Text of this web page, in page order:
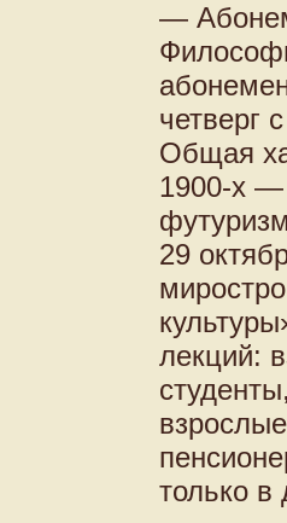
—
четверг
Общая
1900-х —
29
лекций:
только в